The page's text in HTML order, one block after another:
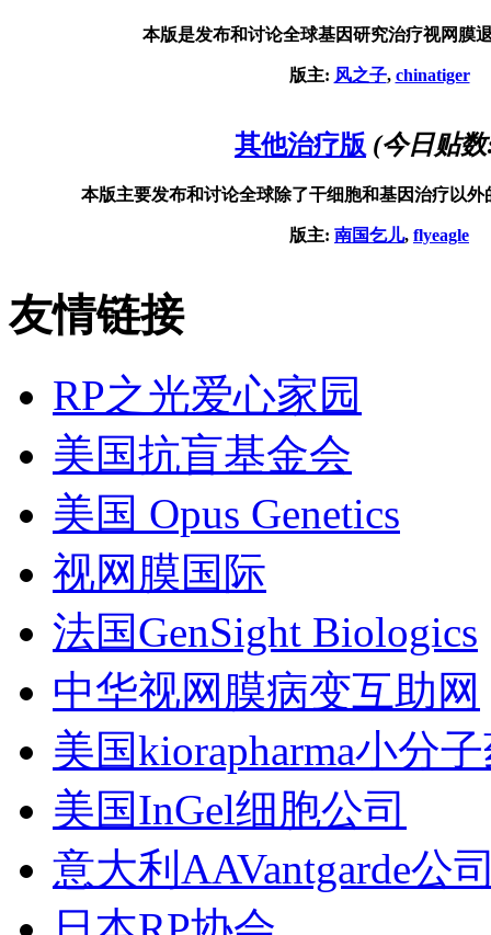
本版是发布和讨论全球基因研究治疗视网膜
版主: 风之子, chinatiger
其他治疗版 (今日贴
本版主要发布和讨论全球除了干细胞和基因治疗以
版主: 南国乞儿, flyeagle
友情链接
RP之光爱心家园
美国抗盲基金会
美国 Opus Genetics
视网膜国际
法国GenSight Biologics
中华视网膜病变互助网
美国kiorapharma小分
美国InGel细胞公司
意大利AAVantgarde公